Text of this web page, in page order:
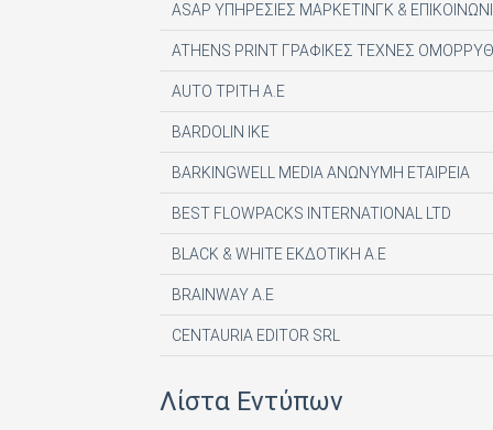
ASAP ΥΠΗΡΕΣΙΕΣ ΜΑΡΚΕΤΙΝΓΚ &
ATHENS PRINT ΓΡΑΦΙΚΕΣ ΤΕΧΝΕΣ
AUTO ΤΡΙΤΗ Α.Ε
BARDOLIN ΙΚΕ
BARKINGWELL MEDIA ΑΝΩΝΥΜΗ ΕΤΑΙΡΕΙΑ
BEST FLOWPACKS INTERNATIONAL LTD
BLACK & WHITE ΕΚΔΟΤΙΚΗ Α.Ε
BRAINWAY A.E
CENTAURIA EDITOR SRL
Λίστα Εντύπων